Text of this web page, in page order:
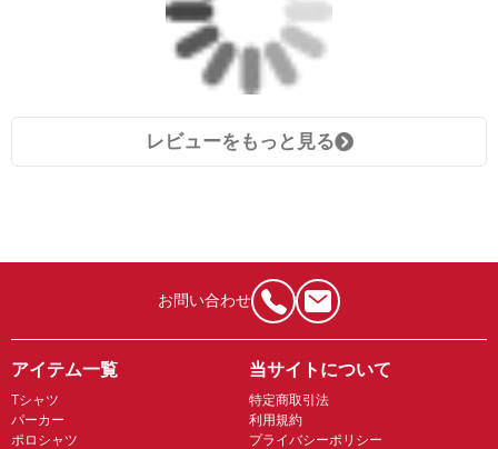
レビューをもっと見る
お問い合わせ
アイテム一覧
Tシャツ
パーカー
ポロシャツ
当サイトについて
特定商取引法
利用規約
プライバシーポリシー